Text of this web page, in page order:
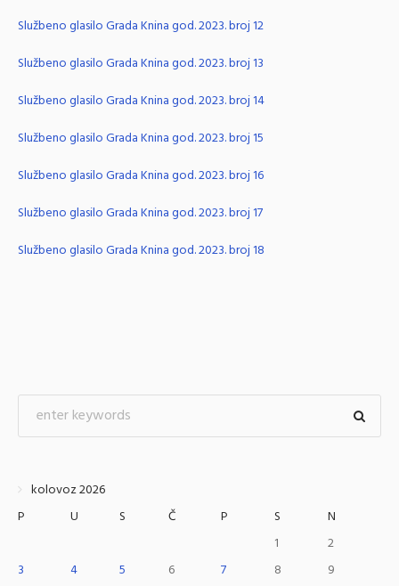
Službeno glasilo Grada Knina god. 2023. broj 12
Službeno glasilo Grada Knina god. 2023. broj 13
Službeno glasilo Grada Knina god. 2023. broj 14
Službeno glasilo Grada Knina god. 2023. broj 15
Službeno glasilo Grada Knina god. 2023. broj 16
Službeno glasilo Grada Knina god. 2023. broj 17
Službeno glasilo Grada Knina god. 2023. broj 18
kolovoz 2026
P
U S Č P S
N
1
2
3
4 5 6 7 8
9